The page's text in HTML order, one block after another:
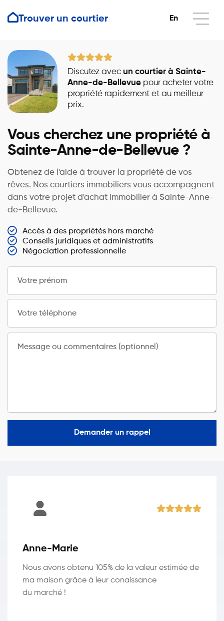
Trouver un courtier En
Discutez avec un courtier à Sainte-
Anne-de-Bellevue pour acheter votre
propriété rapidement et au meilleur
prix.
Vous cherchez une propriété à
Sainte-Anne-de-Bellevue ?
Obtenez de l'aide à trouver la propriété de vos
rêves. Nos courtiers immobiliers vous accompagnent
dans votre projet d'achat immobilier à Sainte-Anne-
de-Bellevue.
Accès à des propriétés hors marché
Conseils juridiques et administratifs
Négociation professionnelle
Votre prénom
Votre téléphone
Message ou commentaires (optionnel)
Demander un rappel
Anne-Marie
Nous avons obtenu 105% de la valeur estimée de
ma maison grâce à leur conaissance
du marché !